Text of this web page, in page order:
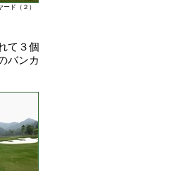
ド（２）
て３個
バンカ